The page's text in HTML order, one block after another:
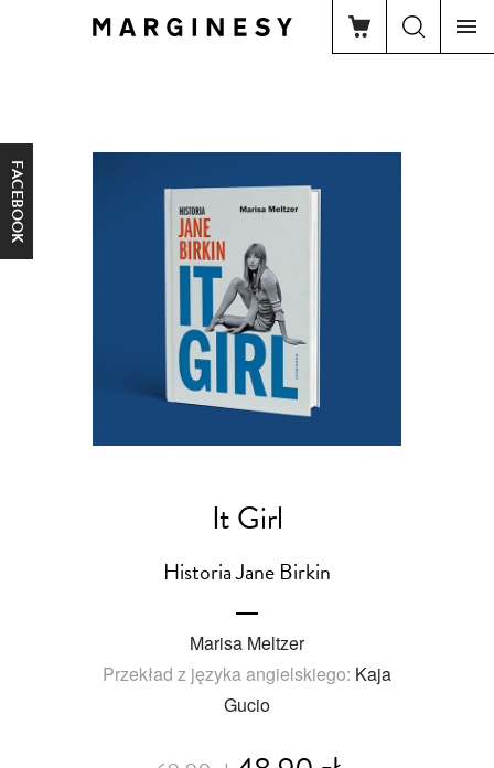
FACEBOOK
It Girl
Historia Jane Birkin
Marisa Meltzer
Przekład z języka angielskiego: Kaja
Gucio